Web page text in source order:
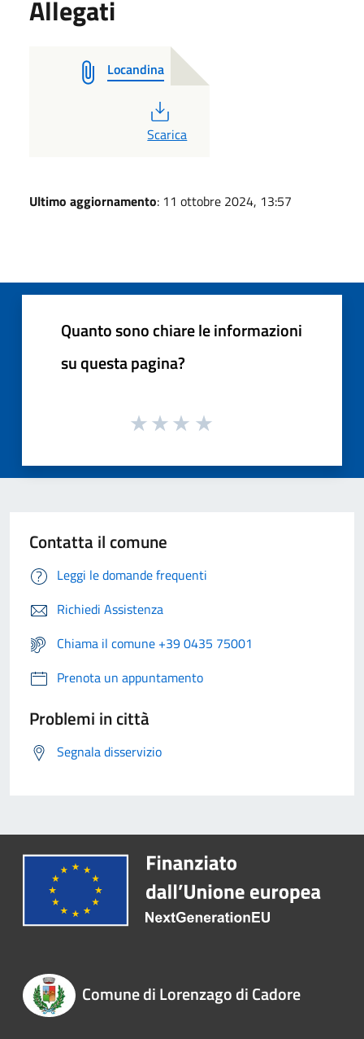
Allegati
Locandina
PDF
Scarica
Ultimo aggiornamento: 11 ottobre 2024, 13:57
Quanto sono chiare le informazioni
su questa pagina?
Contatta il comune
Leggi le domande frequenti
Richiedi Assistenza
Chiama il comune +39 0435 75001
Prenota un appuntamento
Problemi in città
Segnala disservizio
Comune di Lorenzago di Cadore